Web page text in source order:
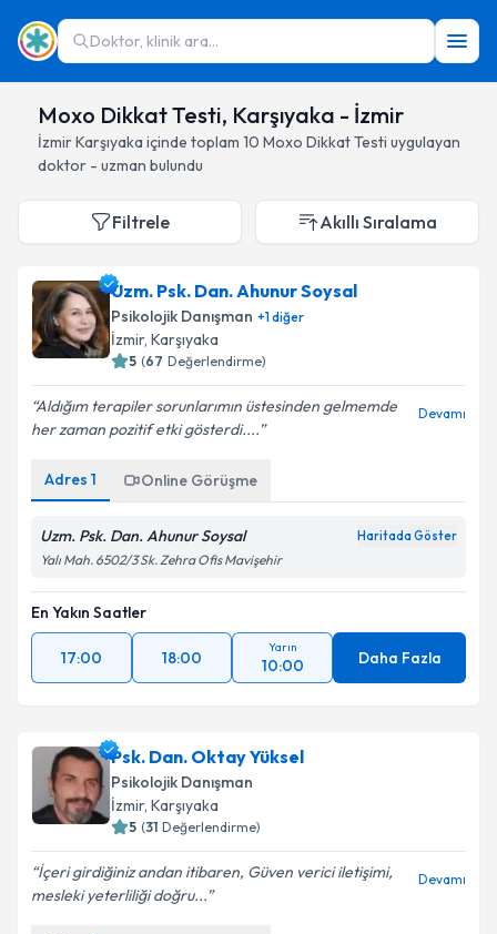
Doktor, klinik ara...
Moxo Dikkat Testi, Karşıyaka - İzmir
İzmirKarşıyaka içinde toplam 10 Moxo Dikkat Testi uygulayan
doktor - uzman bulundu
Filtrele Akıllı Sıralama
Uzm. Psk. Dan. Ahunur Soysal
Psikolojik Danışman +1diğer
İzmir, Karşıyaka
5 (67 Değerlendirme)
Aldığım terapiler sorunlarımın üstesinden gelmemde
her zaman pozitif etki gösterdi....
Devamı
Adres 1 Online Görüşme
Uzm. Psk. Dan. Ahunur Soysal Haritada Göster
Yalı Mah. 6502/3 Sk. Zehra Ofis Mavişehir
En Yakın Saatler
17:00 18:00
Yarın
10:00 Daha Fazla
Psk. Dan. Oktay Yüksel
Psikolojik Danışman
İzmir, Karşıyaka
5 (31 Değerlendirme)
İçeri girdiğiniz andan itibaren, Güven verici iletişimi,
mesleki yeterliliği doğru...
Devamı